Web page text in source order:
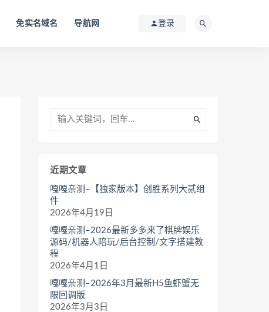
免实名域名 导航网 登录
近期文章
嘎嘎亲测–【独家版本】创胜系列大贰组
件
2026年4月19日
嘎嘎亲测–2026最新多多来了棋牌娱乐
源码/机器人陪玩/后台控制/文字搭建教
程
2026年4月1日
嘎嘎亲测–2026年3月最新H5鱼虾蟹无
限回调版
2026年3月3日